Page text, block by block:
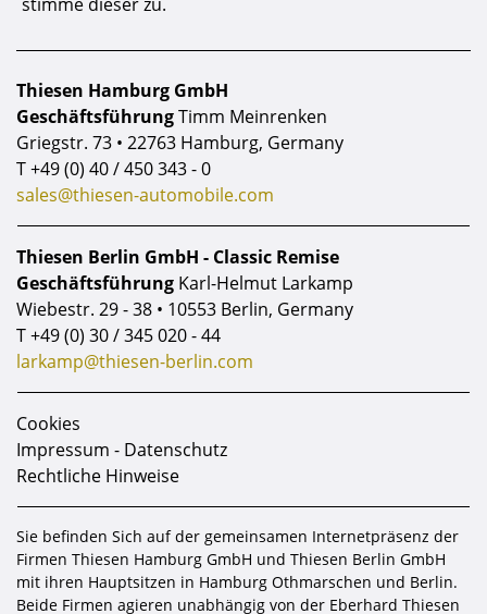
Thiesen Hamburg GmbH
GeschäftsführungTimm Meinrenken
Griegstr. 73 • 22763 Hamburg, Germany
T+49 (0) 40 / 450 343 - 0
sales@thiesen-automobile.com
Thiesen Berlin GmbH - Classic Remise
Geschäftsführung Karl-Helmut Larkamp
Wiebestr. 29 - 38 • 10553 Berlin, Germany
T+49 (0) 30 / 345 020 - 44
larkamp@thiesen-berlin.com
Cookies
Impressum - Datenschutz
Rechtliche Hinweise
Sie befinden Sich auf der gemeinsamen Internetpräsenz der
Firmen Thiesen Hamburg GmbH und Thiesen Berlin GmbH
mit ihren Hauptsitzen in Hamburg Othmarschen und Berlin.
Beide Firmen agieren unabhängig von der Eberhard Thiesen